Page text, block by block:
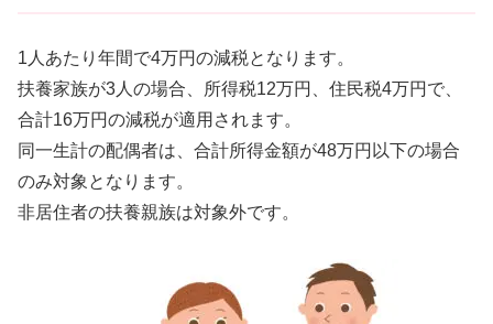
1人あたり年間で4万円の減税となります。
扶養家族が3人の場合、所得税12万円、住民税4万円で、
合計16万円の減税が適用されます。
同一生計の配偶者は、合計所得金額が48万円以下の場合
のみ対象となります。
非居住者の扶養親族は対象外です。